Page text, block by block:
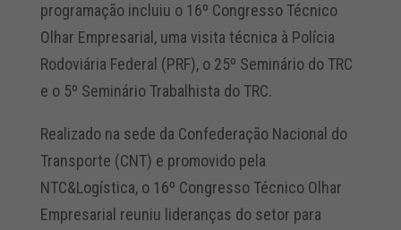
programação incluiu o 16º Congresso Técnico
Olhar Empresarial, uma visita técnica à Polícia
Rodoviária Federal (PRF), o 25º Seminário do TRC
e o 5º Seminário Trabalhista do TRC.
Realizado na sede da Confederação Nacional do
Transporte (CNT) e promovido pela
NTC&Logística, o 16º Congresso Técnico Olhar
Empresarial reuniu lideranças do setor para